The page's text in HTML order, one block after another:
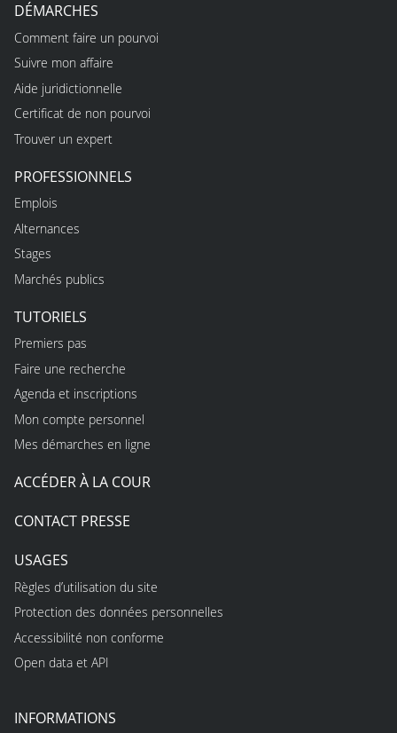
DÉMARCHES
Comment faire un pourvoi
Suivre mon affaire
Aide juridictionnelle
Certificat de non pourvoi
Trouver un expert
PROFESSIONNELS
Emplois
Alternances
Stages
Marchés publics
TUTORIELS
Premiers pas
Faire une recherche
Agenda et inscriptions
Mon compte personnel
Mes démarches en ligne
ACCÉDER À LA COUR
CONTACT PRESSE
USAGES
Règles d’utilisation du site
Protection des données personnelles
Accessibilité non conforme
Open data et API
INFORMATIONS